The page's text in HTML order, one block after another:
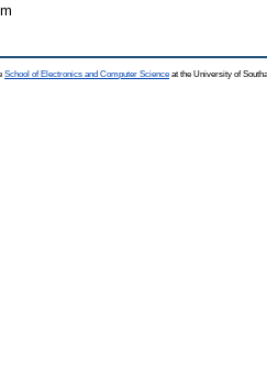
School of Electronics and Computer Science at the University of